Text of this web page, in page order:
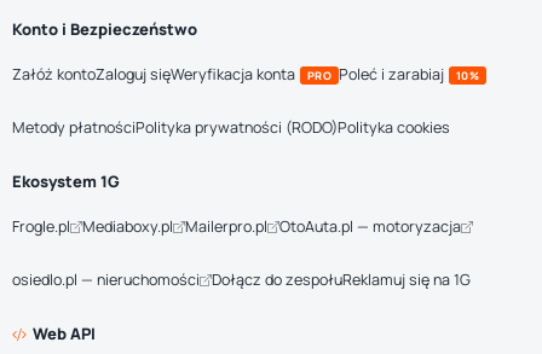
Konto i Bezpieczeństwo
Załóż kontoZaloguj sięWeryfikacja konta PRO Poleć i zarabiaj 10%
Metody płatnościPolityka prywatności (RODO)Polityka cookies
Ekosystem 1G
Frogle.pl Mediaboxy.pl Mailerpro.pl OtoAuta.pl — motoryzacja
osiedlo.pl — nieruchomości Dołącz do zespołuReklamuj się na 1G
Web API